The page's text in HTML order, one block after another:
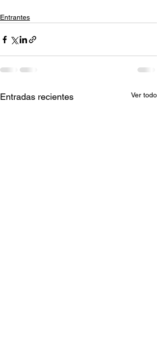
Entrantes
Entradas recientes Ver todo